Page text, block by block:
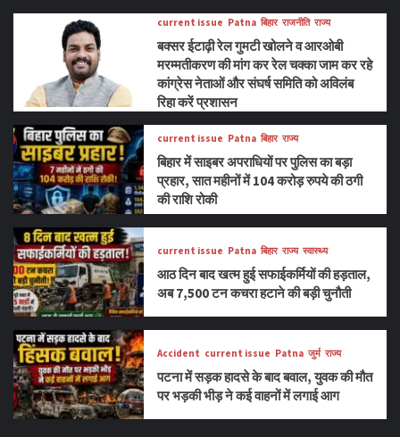
current issue Patna बिहार राजनीति राज्य
बक्सर ईटाढ़ी रेल गुमटी खोलने व आरओबी
मरम्मतीकरण की मांग कर रेल चक्का जाम कर रहे
कांग्रेस नेताओं और संघर्ष समिति को अविलंब
रिहा करें प्रशासन
current issue Patna बिहार राज्य
बिहार में साइबर अपराधियों पर पुलिस का बड़ा
प्रहार, सात महीनों में 104 करोड़ रुपये की ठगी
की राशि रोकी
current issue Patna बिहार राज्य स्वास्थ्य
आठ दिन बाद खत्म हुई सफाईकर्मियों की हड़ताल,
अब 7,500 टन कचरा हटाने की बड़ी चुनौती
Accident current issue Patna जुर्म राज्य
पटना में सड़क हादसे के बाद बवाल, युवक की मौत
पर भड़की भीड़ ने कई वाहनों में लगाई आग